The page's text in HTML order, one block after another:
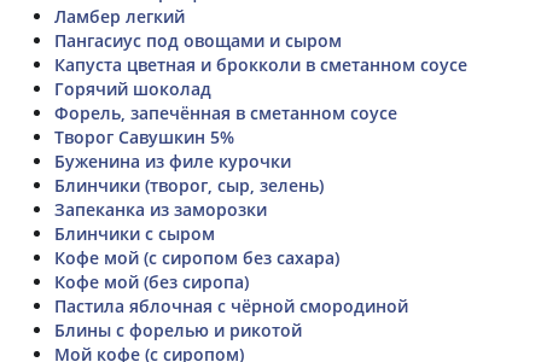
Ламбер легкий
Пангасиус под овощами и сыром
Капуста цветная и брокколи в сметанном соусе
Горячий шоколад
Форель, запечённая в сметанном соусе
Творог Савушкин 5%
Буженина из филе курочки
Блинчики (творог, сыр, зелень)
Запеканка из заморозки
Блинчики с сыром
Кофе мой (с сиропом без сахара)
Кофе мой (без сиропа)
Пастила яблочная с чёрной смородиной
Блины с форелью и рикотой
Мой кофе (с сиропом)